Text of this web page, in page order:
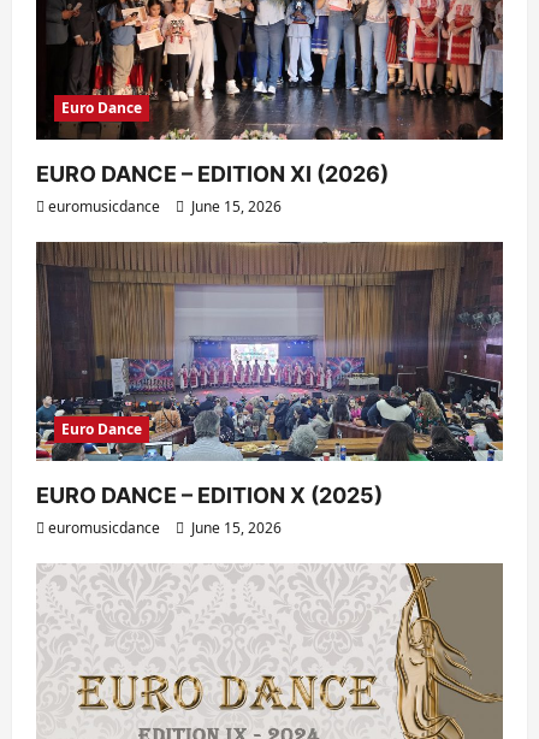
Euro Dance
EURO DANCE – EDITION XI (2026)
euromusicdance June 15, 2026
Euro Dance
EURO DANCE – EDITION X (2025)
euromusicdance June 15, 2026